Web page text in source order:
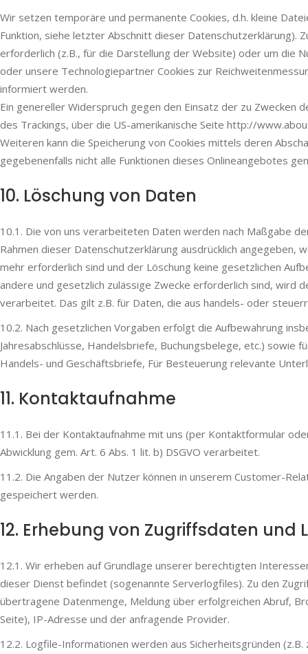
Wir setzen temporäre und permanente Cookies, d.h. kleine
Funktion, siehe letzter Abschnitt dieser Datenschutzerklärung).
erforderlich (z.B., für die Darstellung der Website) oder um die
oder unsere Technologiepartner Cookies zur
informiert werden.
Ein genereller Widerspruch gegen den Einsatz der zu Zwecken
des Trackings, über die US-amerikanische Seite http://
Weiteren kann die Speicherung von Cookies mittels deren
gegebenenfalls nicht alle Funktionen dieses Onlineangebotes
10. Löschung von Daten
10.1. Die von uns verarbeiteten Daten werden nach Maßgabe
Rahmen dieser Datenschutzerklärung ausdrücklich
mehr erforderlich sind und der Löschung keine gesetzlichen
andere und gesetzlich zulässige Zwecke erforderlich sind, wird
verarbeitet. Das gilt z.B. für Daten, die aus handels- oder
10.2. Nach gesetzlichen Vorgaben erfolgt die Aufbewahrung
Jahresabschlüsse, Handelsbriefe, Buchungsbelege, etc.) sowie
Handels- und Geschäftsbriefe, Für Besteuerung relevante
11. Kontakt­aufnahme
11.1. Bei der Kontaktaufnahme mit uns (per Kontaktformular
Abwicklung gem. Art. 6 Abs. 1 lit. b) DSGVO verarbeitet.
11.2. Die Angaben der Nutzer können in unserem Customer-
gespeichert werden.
12. Erhebung von Zugriffsdaten und
12.1. Wir erheben auf Grundlage unserer berechtigten
dieser Dienst befindet (sogenannte Serverlogfiles). Zu den
übertragene Datenmenge, Meldung über erfolgreichen Abruf,
Seite), IP-Adresse und der anfragende Provider.
12.2. Logfile-Informationen werden aus Sicherheitsgründen